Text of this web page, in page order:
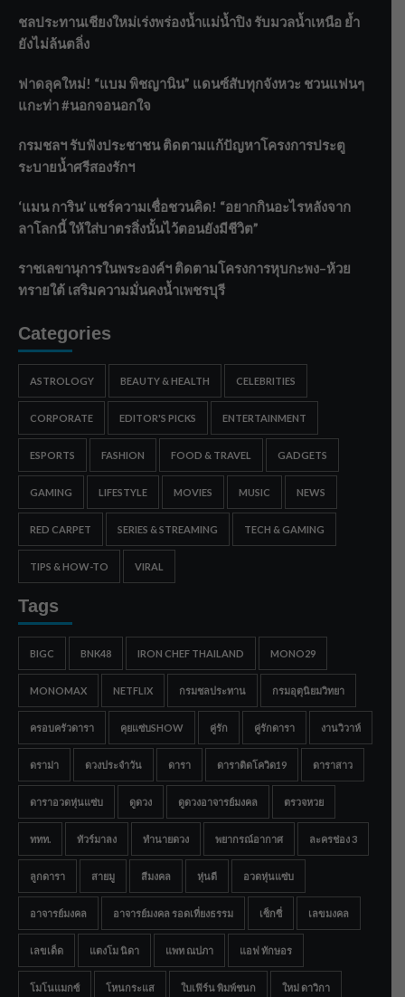
ชลประทานเชียงใหม่เร่งพร่องน้ำแม่น้ำปิง รับมวลน้ำเหนือ ย้ำ
ยังไม่ล้นตลิ่ง
ฟาดลุคใหม่! “แบม พิชญานิน” แดนซ์สับทุกจังหวะ ชวนแฟนๆ
แกะท่า #นอกจอนอกใจ
กรมชลฯ รับฟังประชาชน ติดตามแก้ปัญหาโครงการประตู
ระบายน้ำศรีสองรักฯ
‘แมน การิน’ แชร์ความเชื่อชวนคิด! “อยากกินอะไรหลังจาก
ลาโลกนี้ ให้ใส่บาตรสิ่งนั้นไว้ตอนยังมีชีวิต”
ราชเลขานุการในพระองค์ฯ ติดตามโครงการหุบกะพง–ห้วย
ทรายใต้ เสริมความมั่นคงน้ำเพชรบุรี
Categories
ASTROLOGY BEAUTY & HEALTH CELEBRITIES
CORPORATE EDITOR'S PICKS ENTERTAINMENT
ESPORTS FASHION FOOD & TRAVEL GADGETS
GAMING LIFESTYLE MOVIES MUSIC NEWS
RED CARPET SERIES & STREAMING TECH & GAMING
TIPS & HOW-TO VIRAL
Tags
BIGC BNK48 IRON CHEF THAILAND MONO29
MONOMAX NETFLIX กรมชลประทาน กรมอุตุนิยมวิทยา
ครอบครัวดารา คุยแซ่บSHOW คู่รัก คู่รักดารา งานวิวาห์
ดราม่า ดวงประจำวัน ดารา ดาราติดโควิด19 ดาราสาว
ดาราอวดหุ่นแซ่บ ดูดวง ดูดวงอาจารย์มงคล ตรวจหวย
ททท. ทัวร์มาลง ทำนายดวง พยากรณ์อากาศ ละครช่อง 3
ลูกดารา สายมู สีมงคล หุ่นดี อวดหุ่นแซ่บ
อาจารย์มงคล อาจารย์มงคล รอดเที่ยงธรรม เซ็กซี่ เลขมงคล
เลขเด็ด แตงโม นิดา แพท ณปภา แอฟ ทักษอร
โมโนแมกซ์ โหนกระแส ใบเฟิร์น พิมพ์ชนก ใหม่ ดาวิกา